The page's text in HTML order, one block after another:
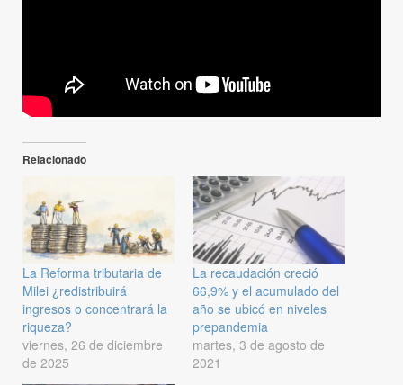
Relacionado
La Reforma tributaria de
Milei ¿redistribuirá
ingresos o concentrará la
riqueza?
viernes, 26 de diciembre
de 2025
La recaudación creció
66,9% y el acumulado del
año se ubicó en niveles
prepandemia
martes, 3 de agosto de
2021